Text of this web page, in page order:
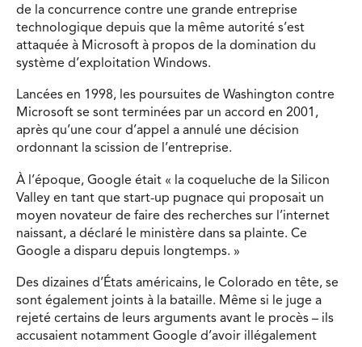
de la concurrence contre une grande entreprise
technologique depuis que la même autorité s’est
attaquée à Microsoft à propos de la domination du
système d’exploitation Windows.
Lancées en 1998, les poursuites de Washington contre
Microsoft se sont terminées par un accord en 2001,
après qu’une cour d’appel a annulé une décision
ordonnant la scission de l’entreprise.
À l’époque, Google était « la coqueluche de la Silicon
Valley en tant que start-up pugnace qui proposait un
moyen novateur de faire des recherches sur l’internet
naissant, a déclaré le ministère dans sa plainte. Ce
Google a disparu depuis longtemps. »
Des dizaines d’États américains, le Colorado en tête, se
sont également joints à la bataille. Même si le juge a
rejeté certains de leurs arguments avant le procès – ils
accusaient notamment Google d’avoir illégalement